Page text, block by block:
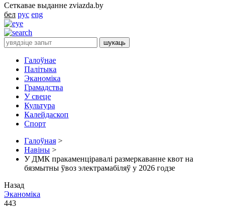
Сеткавае выданне zviazda.by
бел рус eng
Галоўнае
Палітыка
Эканоміка
Грамадства
У свеце
Культура
Калейдаскоп
Спорт
Галоўная >
Навіны >
У ДМК пракаменціравалі размеркаванне квот на
бязмытны ўвоз электрамабіляў у 2026 годзе
Назад
Эканоміка
443